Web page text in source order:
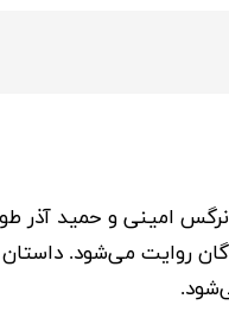
نرگس امینی و حمید آذر
روایت می‌شود.